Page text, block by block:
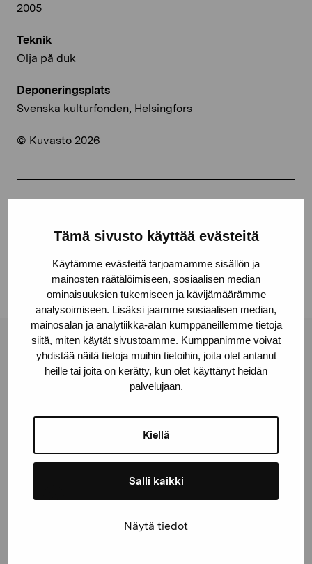
Tämä sivusto käyttää evästeitä
Käytämme evästeitä tarjoamamme sisällön ja
mainosten räätälöimiseen, sosiaalisen median
ominaisuuksien tukemiseen ja kävijämäärämme
analysoimiseen. Lisäksi jaamme sosiaalisen median,
mainosalan ja analytiikka-alan kumppaneillemme tietoja
siitä, miten käytät sivustoamme. Kumppanimme voivat
yhdistää näitä tietoja muihin tietoihin, joita olet antanut
heille tai joita on kerätty, kun olet käyttänyt heidän
palvelujaan.
Kiellä
Salli kaikki
Näytä tiedot
2005
Teknik
Olja på duk
Deponeringsplats
Svenska kulturfonden, Helsingfors
© Kuvasto 2026
Facebook
Linkedin
Stiftelsen Pro Artibus
10600 Ekenäs
+358 (0)50 371 6339